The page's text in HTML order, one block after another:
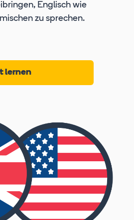
Englisch wie
zu sprechen.
lernen